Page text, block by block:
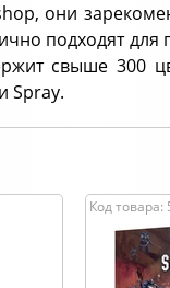
они
подходят
свыше 300
Spray.
Код товара: